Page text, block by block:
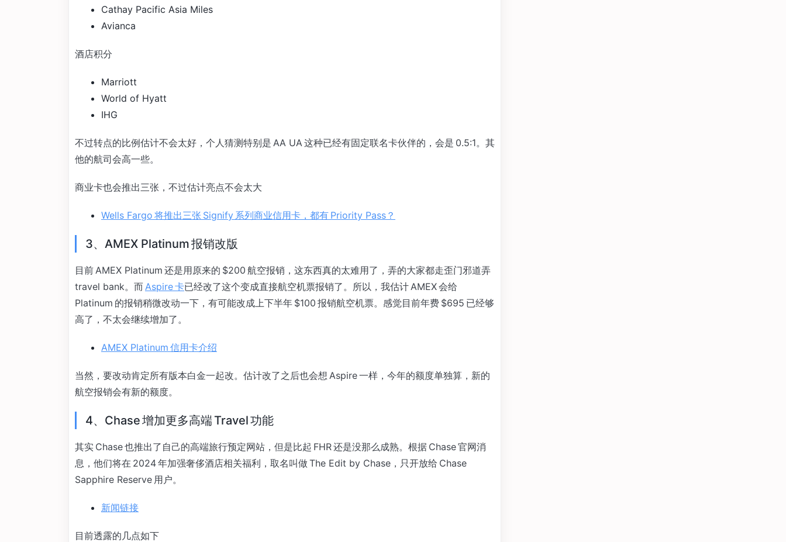
Cathay Pacific Asia Miles
Avianca
酒店积分
Marriott
World of Hyatt
IHG
不过转点的比例估计不会太好，个人猜测特别是 AA UA 这种已经有固定联名卡伙伴的，会是 0.5:1。其
他的航司会高一些。
商业卡也会推出三张，不过估计亮点不会太大
Wells Fargo 将推出三张 Signify 系列商业信用卡，都有 Priority Pass？
3、AMEX Platinum 报销改版
目前 AMEX Platinum 还是用原来的 $200 航空报销，这东西真的太难用了，弄的大家都走歪门邪道弄
travel bank。而Aspire 卡已经改了这个变成直接航空机票报销了。所以，我估计 AMEX 会给
Platinum 的报销稍微改动一下，有可能改成上下半年 $100 报销航空机票。感觉目前年费 $695 已经够
高了，不太会继续增加了。
AMEX Platinum 信用卡介绍
当然，要改动肯定所有版本白金一起改。估计改了之后也会想 Aspire 一样，今年的额度单独算，新的
航空报销会有新的额度。
4、Chase 增加更多高端 Travel 功能
其实 Chase 也推出了自己的高端旅行预定网站，但是比起 FHR 还是没那么成熟。根据 Chase 官网消
息，他们将在 2024 年加强奢侈酒店相关福利，取名叫做 The Edit by Chase，只开放给 Chase
Sapphire Reserve 用户。
新闻链接
目前透露的几点如下